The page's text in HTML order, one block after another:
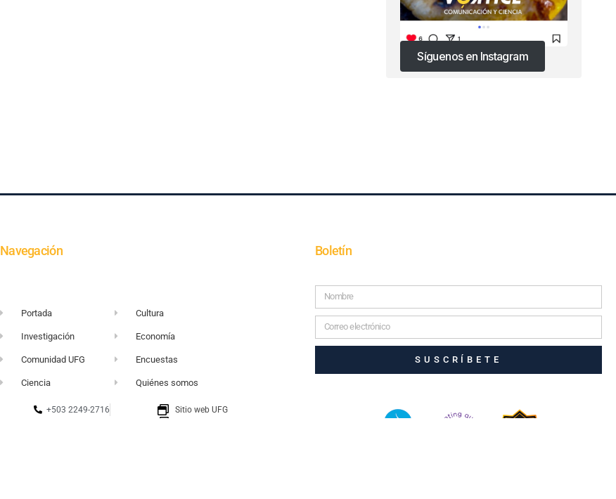
Síguenos en Instagram
Navegación
Portada
Investigación
Comunidad UFG
Ciencia
Cultura
Economía
Encuestas
Quiénes somos
+503 2249-2716
Sitio web UFG
Boletín
SUSCRÍBETE